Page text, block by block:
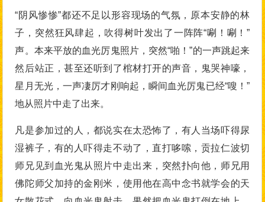
“阴风惨惨”都还不足以形容现场的气氛，原本安静的林
子，突然狂风肆起，吹得树叶发出了一阵阵“唰！唰！”
声。本来平放的血光厉鬼照片，突然“啪！”的一声跳起来
然后站正，甚至还听到了棺材打开的声音，鬼哭神嚎，
星月无光，一声凄厉才刚响起，瞬间血光厉鬼已经“嗖！”
地从照片中走了出来。
凡是参加过的人，都说实在太恐怖了，有人当场吓得尿
湿裤子，有的人吓得走不动了，直打哆嗦，贡拉仁波切
师兄见到血光鬼从照片中走出来，突然扑向他，师兄用
佛陀师父加持的金刚米，使用他在高中念书就学会的天